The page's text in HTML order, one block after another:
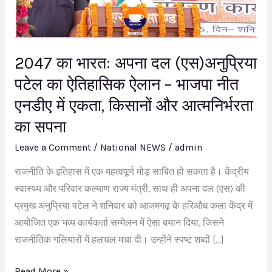
2047 का भारत: अपना दल (एस)अनुप्रिया
पटेल का ऐतिहासिक ऐलान – भाजपा नीत
एनडीए में एकता, किसानों और आत्मनिर्भरता
का सपना
Leave a Comment / National NEWS / admin
राजनीति के इतिहास में एक महत्वपूर्ण मोड़ साबित हो सकता है। केंद्रीय
स्वास्थ्य और परिवार कल्याण राज्य मंत्री, साथ ही अपना दल (एस) की
प्रमुख अनुप्रिया पटेल ने शनिवार को आजमगढ़ के हरिऔध कला केंद्र में
आयोजित एक भव्य कार्यकर्ता सम्मेलन में ऐसा बयान दिया, जिसने
राजनीतिक गलियारों में हलचल मचा दी। उन्होंने स्पष्ट शब्दों […]
दल
(एस)अनुप्रिया
का
ऐतिहासिक
–
भाजपा
नीत
किसानों